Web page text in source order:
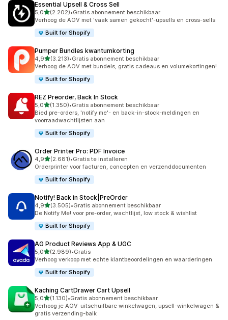
Essential Upsell & Cross Sell
5,0van 5 sterren
(2.202)
2202 recensies in totaal
•Gratis abonnement beschikbaar
Verhoog de AOV met 'vaak samen gekocht'-upsells en cross-sells
Built for Shopify
Pumper Bundles kwantumkorting
4,9van 5 sterren
(3.213)
3213 recensies in totaal
•Gratis abonnement beschikbaar
Verhoog de AOV met bundels, gratis cadeaus en volumekortingen!
Built for Shopify
REZ Preorder, Back In Stock
5,0van 5 sterren
(1.350)
1350 recensies in totaal
•Gratis abonnement beschikbaar
Bied pre-orders, 'notify me'- en back-in-stock-meldingen en
voorraadwachtlijsten aan
Built for Shopify
Order Printer Pro: PDF Invoice
4,9van 5 sterren
(2.681)
2681 recensies in totaal
•Gratis te installeren
Orderprinter voor facturen, concepten en verzenddocumenten
Built for Shopify
Notify! Back in Stock|PreOrder
4,9van 5 sterren
(3.505)
3505 recensies in totaal
•Gratis abonnement beschikbaar
De Notify Me! voor pre-order, wachtlijst, low stock & wishlist
Built for Shopify
AG Product Reviews App & UGC
5,0van 5 sterren
(2.989)
2989 recensies in totaal
•Gratis
Verhoog verkoop met echte klantbeoordelingen en waarderingen.
Built for Shopify
Kaching CartDrawer Cart Upsell
5,0van 5 sterren
(1.130)
1130 recensies in totaal
•Gratis abonnement beschikbaar
Verhoog je AOV: uitschuifbare winkelwagen, upsell-winkelwagen &
gratis verzending-balk